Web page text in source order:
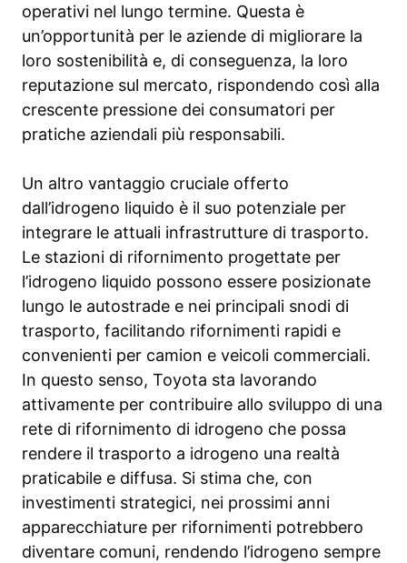
operativi nel lungo termine. Questa è
un’opportunità per le aziende di migliorare la
loro sostenibilità e, di conseguenza, la loro
reputazione sul mercato, rispondendo così alla
crescente pressione dei consumatori per
pratiche aziendali più responsabili.
Un altro vantaggio cruciale offerto
dall’idrogeno liquido è il suo potenziale per
integrare le attuali infrastrutture di trasporto.
Le stazioni di rifornimento progettate per
l’idrogeno liquido possono essere posizionate
lungo le autostrade e nei principali snodi di
trasporto, facilitando rifornimenti rapidi e
convenienti per camion e veicoli commerciali.
In questo senso, Toyota sta lavorando
attivamente per contribuire allo sviluppo di una
rete di rifornimento di idrogeno che possa
rendere il trasporto a idrogeno una realtà
praticabile e diffusa. Si stima che, con
investimenti strategici, nei prossimi anni
apparecchiature per rifornimenti potrebbero
diventare comuni, rendendo l’idrogeno sempre